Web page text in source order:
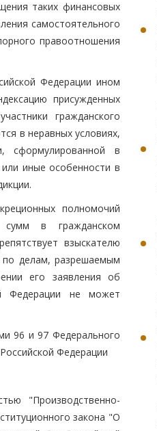
таких финансовых
самостоятельного
правоотношения
Федерации ином
присужденных
гражданского
в неравных условиях,
сформулированной в
иные особенности в
полномочий
сумм в гражданском
взыскателю
по делам, разрешаемым
его заявления об
Федерации не может
96 и 97 Федерального
Федерации
"Производственно-
закона "О